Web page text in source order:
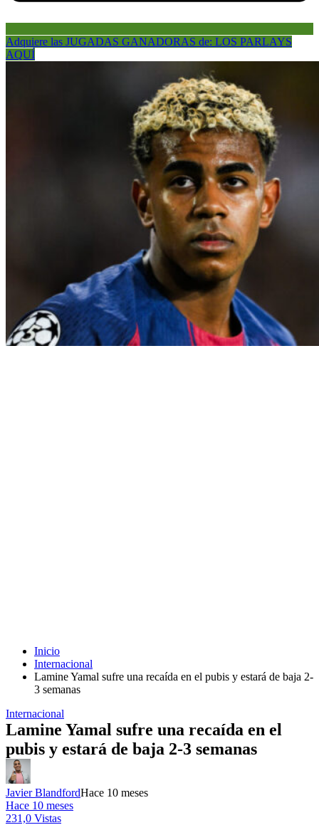
Adquiere las JUGADAS GANADORAS de: LOS PARLAYS
AQUÍ
Inicio
Internacional
Lamine Yamal sufre una recaída en el pubis y estará de baja 2-
3 semanas
Internacional
Lamine Yamal sufre una recaída en el
pubis y estará de baja 2-3 semanas
Javier BlandfordHace 10 meses
Hace 10 meses
231,0 Vistas